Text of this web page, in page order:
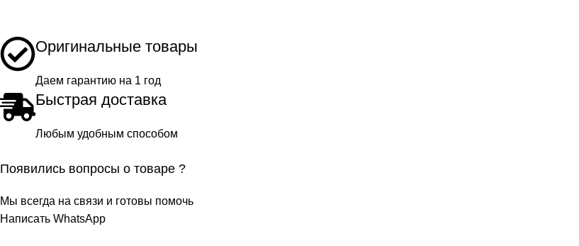
Оригинальные товары
Даем гарантию на 1 год
Быстрая доставка
Любым удобным способом
Появились вопросы о товаре ?
Мы всегда на связи и готовы помочь
Написать WhatsApp